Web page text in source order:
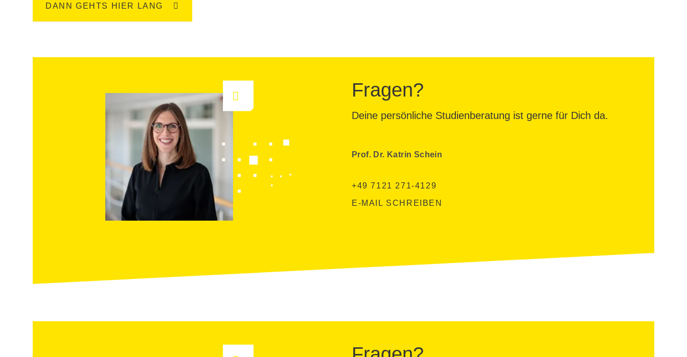
DANN GEHTS HIER LANG
Fragen?
Deine persönliche Studienberatung ist gerne für Dich da.
Prof. Dr. Katrin Schein
+49 7121 271-4129
E-MAIL SCHREIBEN